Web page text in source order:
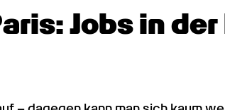
Jobs in